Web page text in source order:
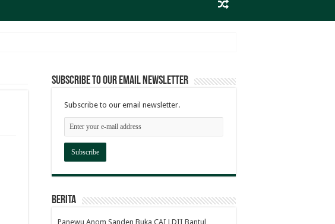
Subscribe to our email newsletter
Subscribe to our email newsletter.
Berita
Panewu Anom Sanden Buka CAI LDII Bantul,